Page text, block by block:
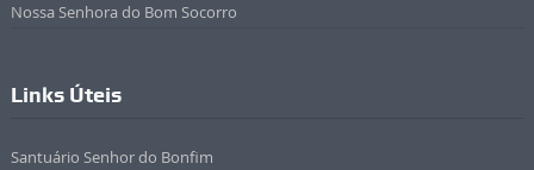
Nossa Senhora do Bom Socorro
Links Úteis
Santuário Senhor do Bonfim